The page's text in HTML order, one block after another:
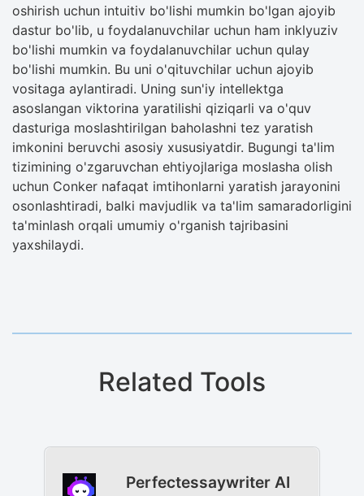
oshirish uchun intuitiv bo'lishi mumkin bo'lgan ajoyib
dastur bo'lib, u foydalanuvchilar uchun ham inklyuziv
bo'lishi mumkin va foydalanuvchilar uchun qulay
bo'lishi mumkin. Bu uni o'qituvchilar uchun ajoyib
vositaga aylantiradi. Uning sun'iy intellektga
asoslangan viktorina yaratilishi qiziqarli va o'quv
dasturiga moslashtirilgan baholashni tez yaratish
imkonini beruvchi asosiy xususiyatdir. Bugungi ta'lim
tizimining o'zgaruvchan ehtiyojlariga moslasha olish
uchun Conker nafaqat imtihonlarni yaratish jarayonini
osonlashtiradi, balki mavjudlik va ta'lim samaradorligini
ta'minlash orqali umumiy o'rganish tajribasini
yaxshilaydi.
Related Tools
Perfectessaywriter AI